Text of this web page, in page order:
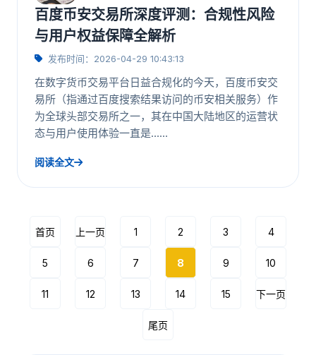
百度币安交易所深度评测：合规性风险
与用户权益保障全解析
发布时间：2026-04-29 10:43:13
在数字货币交易平台日益合规化的今天，百度币安交
易所（指通过百度搜索结果访问的币安相关服务）作
为全球头部交易所之一，其在中国大陆地区的运营状
态与用户使用体验一直是……
阅读全文
首页 上一页 1 2 3 4
5 6 7 8 9 10
11 12 13 14 15 下一页
尾页